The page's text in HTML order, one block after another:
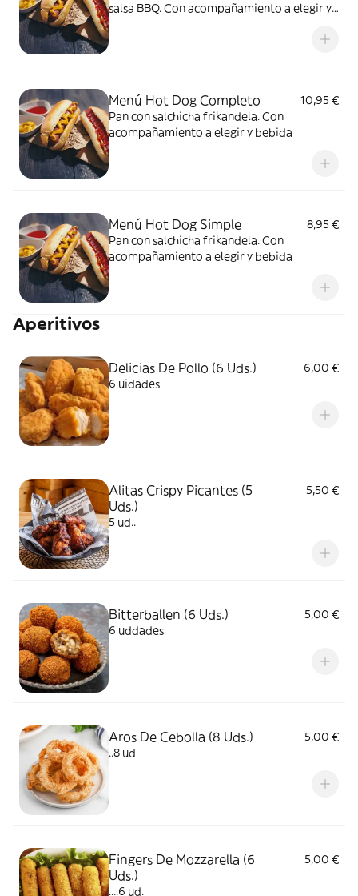
salsa BBQ. Con acompañamiento a elegir y
Menú Hot Dog Completo
10,95 €
Pan con salchicha frikandela. Con
acompañamiento a elegir y bebida
Menú Hot Dog Simple
8,95 €
Pan con salchicha frikandela. Con
acompañamiento a elegir y bebida
Aperitivos
Delicias De Pollo (6 Uds.)
6,00 €
6 uidades
Alitas Crispy Picantes (5
Uds.)
5,50 €
5 ud..
Bitterballen (6 Uds.)
5,00 €
6 uddades
Aros De Cebolla (8 Uds.)
5,00 €
..8 ud
Fingers De Mozzarella (6
Uds.)
5,00 €
....6 ud.